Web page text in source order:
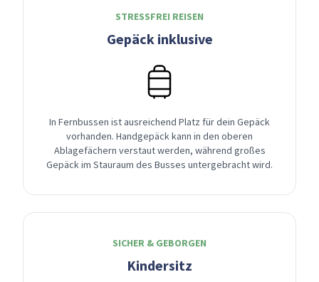
STRESSFREI REISEN
Gepäck inklusive
In Fernbussen ist ausreichend Platz für dein Gepäck
vorhanden. Handgepäck kann in den oberen
Ablagefächern verstaut werden, während großes
Gepäck im Stauraum des Busses untergebracht wird.
SICHER & GEBORGEN
Kindersitz